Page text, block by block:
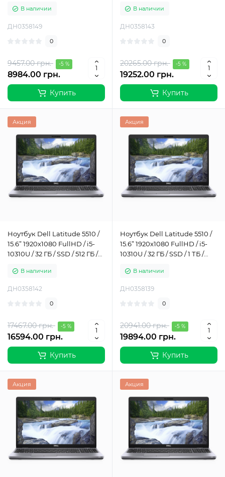
В наличии
ДН0358149
0
9457.00 грн. -5 %
8984.00 грн.
Купить
В наличии
ДН0358143
0
20265.00 грн. -5 %
19252.00 грн.
Купить
Акция
Ноутбук Dell Latitude 5510 /
15.6” 1920x1080 FullHD / i5-
10310U / 32 ГБ / SSD / 512 ГБ /
В наличии
ДН0358142
0
17467.00 грн. -5 %
16594.00 грн.
Купить
Акция
Ноутбук Dell Latitude 5510 /
15.6” 1920x1080 FullHD / i5-
10310U / 32 ГБ / SSD / 1 ТБ /
В наличии
ДН0358139
0
20941.00 грн. -5 %
19894.00 грн.
Купить
Акция Акция